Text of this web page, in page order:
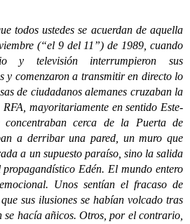
ustedes se acuerdan de aquella
(“el 9 del 11”) de 1989, cuando
y televisión interrumpieron sus
y comenzaron a transmitir en directo lo
de ciudadanos alemanes cruzaban la
mayoritariamente en sentido Este-
concentraban cerca de la Puerta de
a derribar una pared, un muro que
a un supuesto paraíso, sino la salida
Edén. El mundo entero
Unos sentían el fracaso de
sus ilusiones se habían volcado tras
hacía añicos. Otros, por el contrario,